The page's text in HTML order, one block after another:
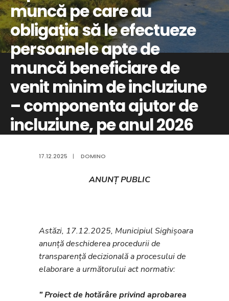
muncă pe care au
obligația să le efectueze
persoanele apte de
muncă beneficiare de
venit minim de incluziune
– componenta ajutor de
incluziune, pe anul 2026
17.12.2025 | DOMINO
ANUNȚ PUBLIC
Astăzi, 17.12.2025, Municipiul Sighișoara
anunță deschiderea procedurii de
transparență decizională a procesului de
elaborare a următorului act normativ:
” Proiect de hotărâre privind aprobarea